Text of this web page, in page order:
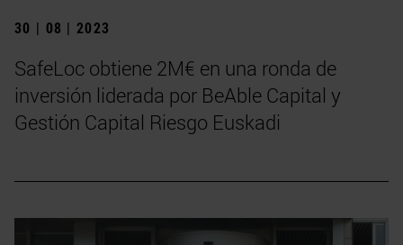
30 | 08 | 2023
SafeLoc obtiene 2M€ en una ronda de
inversión liderada por BeAble Capital y
Gestión Capital Riesgo Euskadi